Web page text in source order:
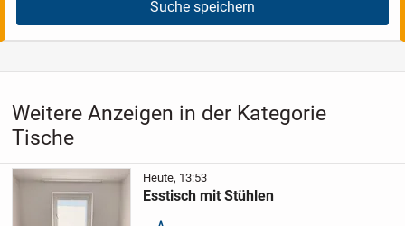
Suche speichern
Weitere Anzeigen in der Kategorie
Tische
Heute, 13:53
Esstisch mit Stühlen